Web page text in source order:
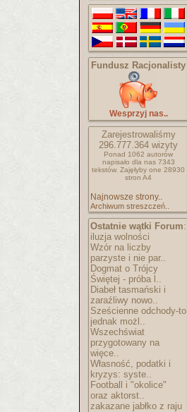
Fundusz Racjonalisty
Wesprzyj nas..
Zarejestrowaliśmy
296.777.364 wizyty
Ponad 1062 autorów
napisało dla nas 7343
tekstów. Zajęłyby one 28930
stron A4
Najnowsze strony..
Archiwum streszczeń..
Ostatnie wątki Forum:
iluzja wolności
Wzór na liczby
parzyste i nie par..
Dogmat o Trójcy
Świętej - próba l..
Diabeł tasmański i
zaraźliwy nowo..
Sześcienne odchody-to
jednak możl..
Wszechświat
przygotowany na
więce..
Własność, podatki i
kryzys: syste..
Football i "okolice"
oraz aktorst..
zakazane jabłko z raju